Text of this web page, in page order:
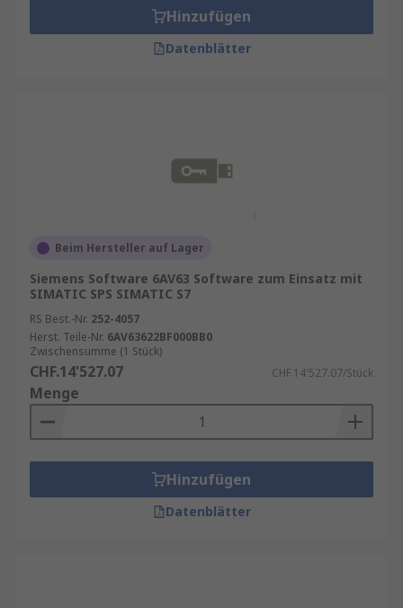
Hinzufügen
Datenblätter
Beim Hersteller auf Lager
Siemens Software 6AV63 Software zum Einsatz mit
SIMATIC SPS SIMATIC S7
RS Best.-Nr. 252-4057
Herst. Teile-Nr. 6AV63622BF000BB0
Zwischensumme (1 Stück)
CHF.14'527.07 CHF.14'527.07/Stück
Menge
Hinzufügen
Datenblätter